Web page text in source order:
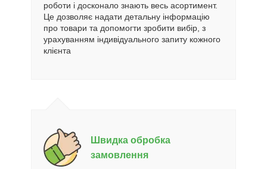
роботи і досконало знають весь асортимент.
Це дозволяє надати детальну інформацію
про товари та допомогти зробити вибір, з
урахуванням індивідуального запиту кожного
клієнта
Швидка обробка
замовлення